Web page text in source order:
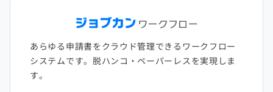
あらゆる申請書をクラウド管理できるワークフロー
システムです。脱ハンコ・ペーパーレスを実現しま
す。